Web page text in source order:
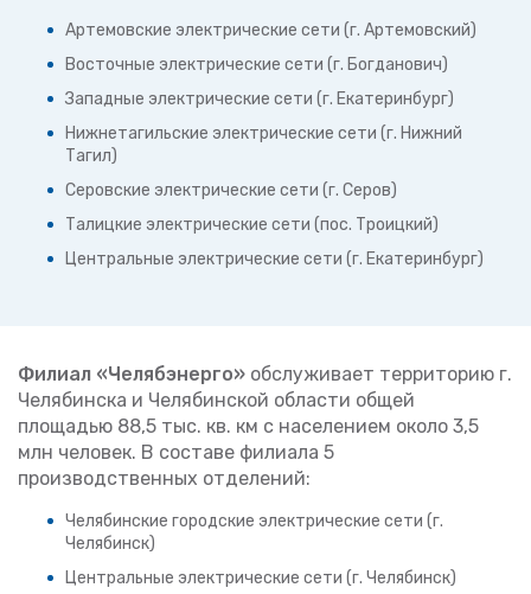
Артемовские электрические сети (г. Артемовский)
Восточные электрические сети (г. Богданович)
Западные электрические сети (г. Екатеринбург)
Нижнетагильские электрические сети (г. Нижний
Тагил)
Серовские электрические сети (г. Серов)
Талицкие электрические сети (пос. Троицкий)
Центральные электрические сети (г. Екатеринбург)
Филиал «Челябэнерго» обслуживает территорию г.
Челябинска и Челябинской области общей
площадью 88,5 тыс. кв. км с населением около 3,5
млн человек. В составе филиала 5
производственных отделений:
Челябинские городские электрические сети (г.
Челябинск)
Центральные электрические сети (г. Челябинск)